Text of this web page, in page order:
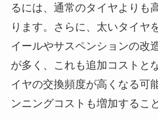
るには、通常のタイヤよりも
ります。さらに、太いタイヤ
イールやサスペンションの改
が多く、これも追加コストと
イヤの交換頻度が高くなる可
ンニングコストも増加するこ